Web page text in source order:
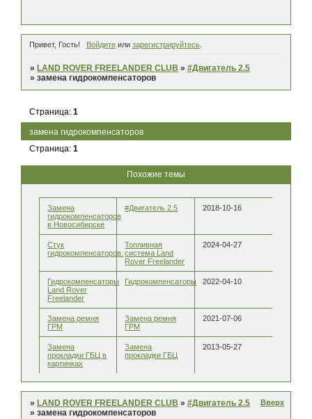
Привет, Гость! Войдитеили зарегистрируйтесь.
» LAND ROVER FREELANDER CLUB »#Двигатель 2.5
»замена гидрокомпенсаторов
замена гидрокомпенсаторов
Страница:1
Страница:1
Похожие темы
Замена
гидрокомпенсаторов
в Новосибирске
#Двигатель 2.5 2018-10-16
Стук
гидрокомпенсаторов.
Топливная
система Land
Rover Freelander
2024-04-27
Гидрокомпенсаторы
Land Rover
Freelander
Гидрокомпенсаторы 2022-04-10
Замена ремня
ГРМ
Замена ремня
ГРМ
2021-07-06
Замена
прокладки ГБЦ в
картинках
Замена
прокладки ГБЦ
2013-05-27
» LAND ROVER FREELANDER CLUB »#Двигатель 2.5
»замена гидрокомпенсаторов
Вверх